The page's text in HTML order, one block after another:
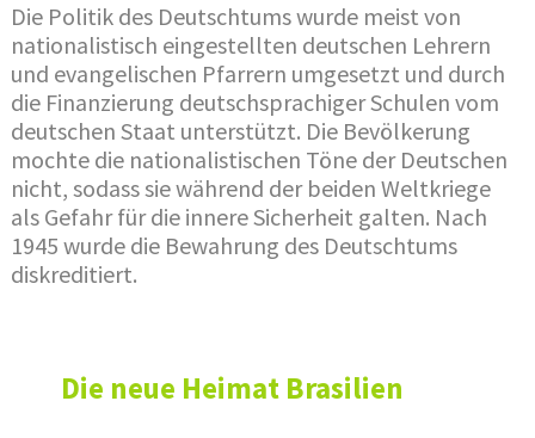
Die Politik des Deutschtums wurde meist von
nationalistisch eingestellten deutschen Lehrern
und evangelischen Pfarrern umgesetzt und durch
die Finanzierung deutschsprachiger Schulen vom
deutschen Staat unterstützt. Die Bevölkerung
mochte die nationalistischen Töne der Deutschen
nicht, sodass sie während der beiden Weltkriege
als Gefahr für die innere Sicherheit galten. Nach
1945 wurde die Bewahrung des Deutschtums
diskreditiert.
Die neue Heimat Brasilien